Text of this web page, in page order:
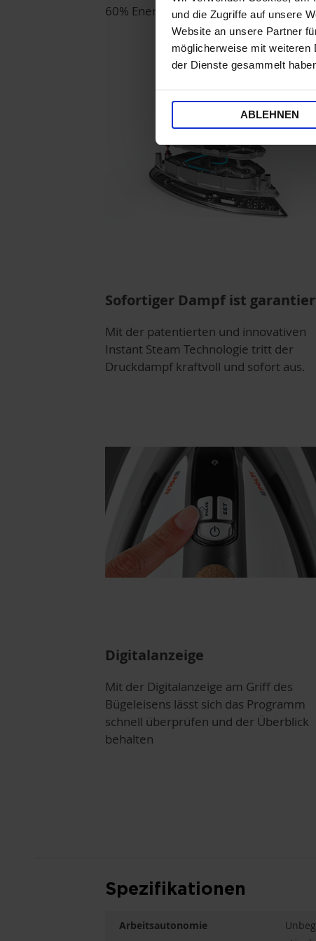
und die Zugriffe auf unsere
Website an unsere Partner
möglicherweise mit weiteren
der Dienste gesammelt
ABLEHNEN
60% Energie einspart*.
Sofortiger Dampf ist
Mit der patentierten und innovativen
Instant Steam Technologie tritt der
Druckdampf kraftvoll und sofort aus.
Digitalanzeige
Mit der Digitalanzeige am Griff des
Bügeleisens lässt sich das Programm
schnell überprüfen und der Überblick
behalten
Spezifikationen
Arbeitsautonomie